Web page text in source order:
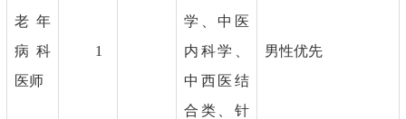
老年
病科
医师
1
学、中医
内科学、
中西医结
合类、针
男性优先